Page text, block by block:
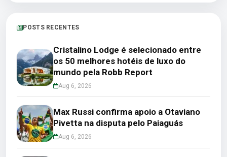
POSTS RECENTES
Cristalino Lodge é selecionado entre
os 50 melhores hotéis de luxo do
mundo pela Robb Report
Aug 6, 2026
Max Russi confirma apoio a Otaviano
Pivetta na disputa pelo Paiaguás
Aug 6, 2026